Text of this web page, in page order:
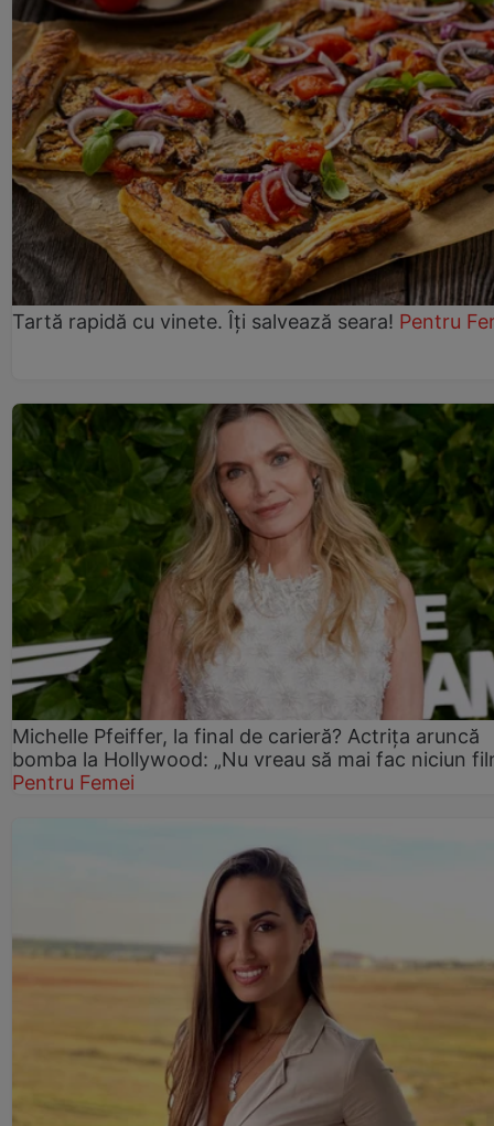
Tartă rapidă cu vinete. Îți salvează seara! Pentru
Michelle Pfeiffer, la final de carieră? Actrița aruncă
bomba la Hollywood: „Nu vreau să mai fac niciun
Pentru Femei